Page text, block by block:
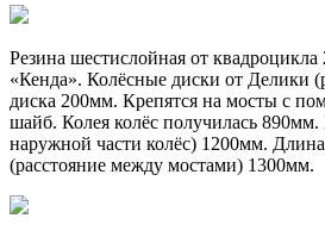
Резина шестислойная от
«Кенда». Колёсные диски от Делики
диска 200мм. Крепятся на мосты с
шайб. Колея колёс получилась
наружной части колёс) 1200мм.
(расстояние между мостами) 1300мм.